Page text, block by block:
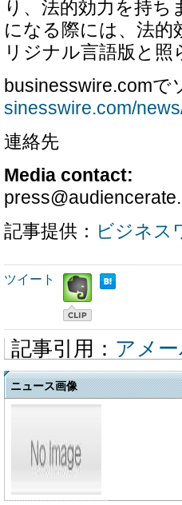
り、法的効力を持
になる際には、法
リジナル言語版と
businesswire.comで
sinesswire.com/
連絡先
Media contact:
記事提供： ビジネス
ツイート
記事引用： アメー
ニュース画像